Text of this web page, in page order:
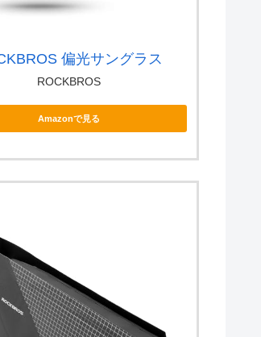
偏光サングラス
ROCKBROS
Amazonで見る